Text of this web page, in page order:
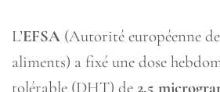
L’EFSA (Autorité européenne
aliments) a fixé une dose
tolérable (DHT) de 2,5